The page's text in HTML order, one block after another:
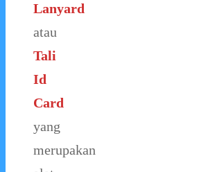
Lanyard
atau
Tali
Id
Card
yang
merupakan